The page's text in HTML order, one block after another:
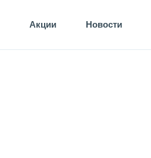
Акции Новости